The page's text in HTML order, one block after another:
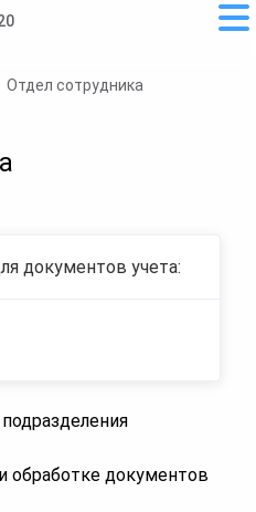
Отдел сотрудника
документов учета:
обработке документов